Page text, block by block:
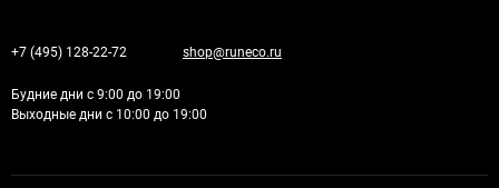
+7 (495) 128-22-72 shop@runeco.ru
Будние дни с 9:00 до 19:00
Выходные дни с 10:00 до 19:00